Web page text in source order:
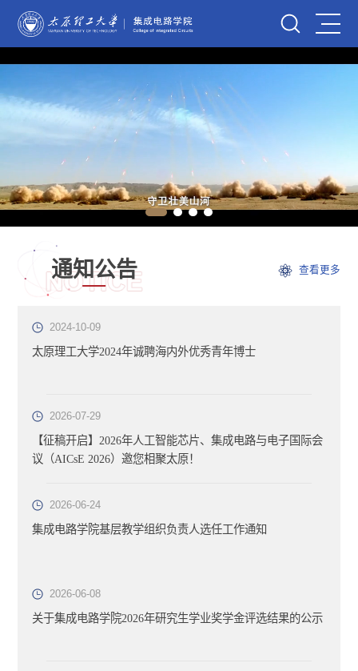
通知公告 查看更多
2024-10-09
太原理工大学2024年诚聘海内外优秀青年博士
2026-07-29
【征稿开启】2026年人工智能芯片、集成电路与电子国际会
议（AICsE 2026）邀您相聚太原！
2026-06-24
集成电路学院基层教学组织负责人选任工作通知
2026-06-08
关于集成电路学院2026年研究生学业奖学金评选结果的公示